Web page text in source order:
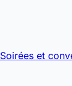
Soirées et